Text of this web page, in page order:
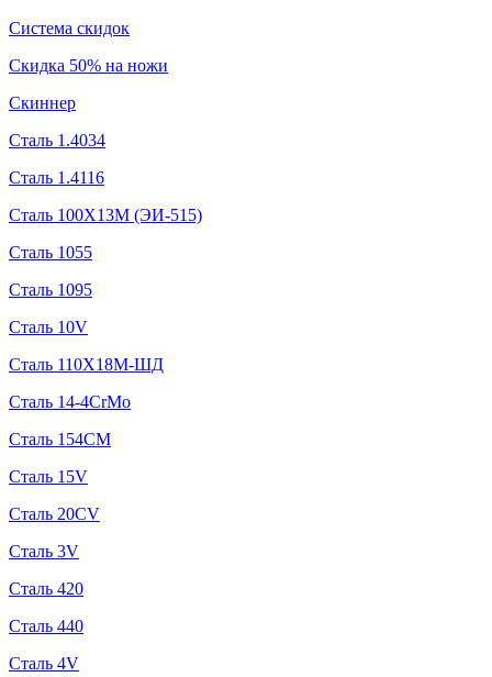
Система скидок
Скидка 50% на ножи
Скиннер
Сталь 1.4034
Сталь 1.4116
Сталь 100Х13М (ЭИ-515)
Сталь 1055
Сталь 1095
Сталь 10V
Сталь 110Х18М-ШД
Сталь 14-4CrMo
Сталь 154CM
Сталь 15V
Сталь 20CV
Сталь 3V
Сталь 420
Сталь 440
Сталь 4V